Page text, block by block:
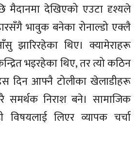
मैदानमा देखिएको एउटा दृश्यले
भावुक बनेका रोनाल्डो एक्लै
झारिरहेका थिए। क्यामेराहरू
भइरहेका थिए, तर त्यो कठिन
दिन आफ्नै टोलीका खेलाडीहरू
निराश बने। सामाजिक
विषयलाई लिएर व्यापक चर्चा